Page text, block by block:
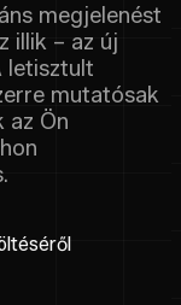
megjelenést
illik – az új
letisztult
mutatósak
az Ön